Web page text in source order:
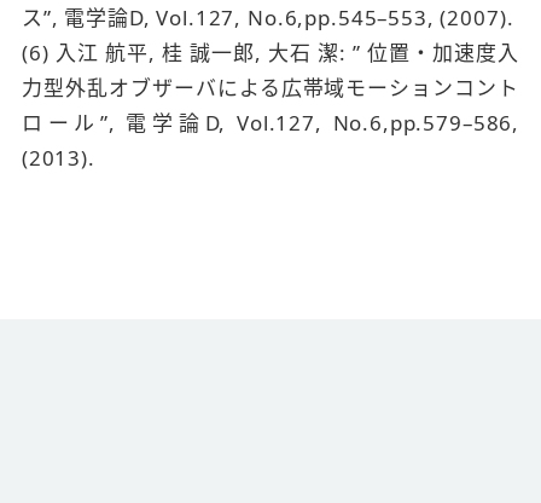
ス”, 電学論D, Vol.127, No.6,pp.545–553, (2007).
(6) 入江 航平, 桂 誠一郎, 大石 潔: ” 位置・加速度入
力型外乱オブザーバによる広帯域モーションコント
ロール”, 電学論D, Vol.127, No.6,pp.579–586,
(2013).